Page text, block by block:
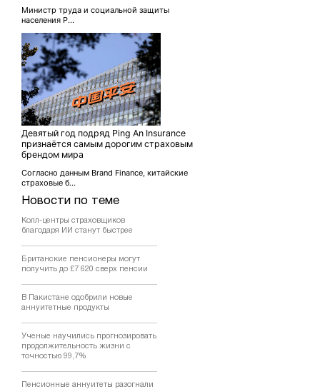
Новости по теме
Колл-центры страховщиков
благодаря ИИ станут быстрее
Британские пенсионеры могут
получить до £7 620 сверх пенсии
В Пакистане одобрили новые
аннуитетные продукты
Ученые научились прогнозировать
продолжительность жизни с
точностью 99,7%
Пенсионные аннуитеты разогнали
Министр труда и социальной защиты
населения Р...
Девятый год подряд Ping An Insurance
признаётся самым дорогим страховым
брендом мира
Согласно данным Brand Finance, китайские
страховые б...